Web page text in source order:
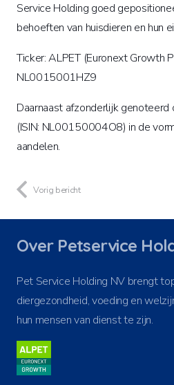
Service Holding goed
behoeften van huisdieren en hun
Ticker: ALPET (Euronext Growth
NL0015001HZ9
Daarnaast afzonderlijk
(ISIN: NL00150004O8) in de
aandelen.
Vorig bericht
Over Petservice
Pet Service Holding NV brengt
diergezondheid, voeding en
hun mensen van dienst te zijn.